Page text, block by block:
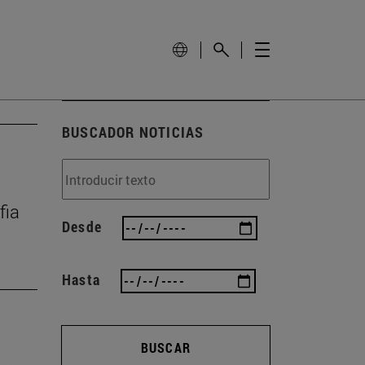
BUSCADOR NOTICIAS
Desde
Hasta
BUSCAR